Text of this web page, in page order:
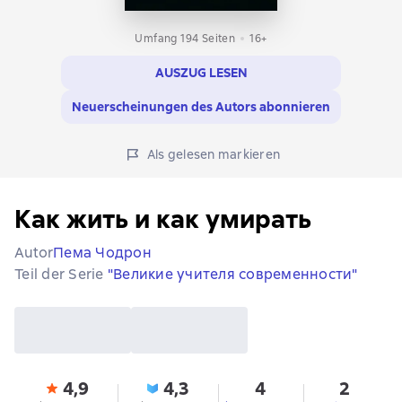
Umfang 194 Seiten 16+
AUSZUG LESEN
Neuerscheinungen des Autors abonnieren
Als gelesen markieren
Как жить и как умирать
AutorПема Чодрон
Teil der Serie "Великие учителя современности"
4,9 4,3 4 2